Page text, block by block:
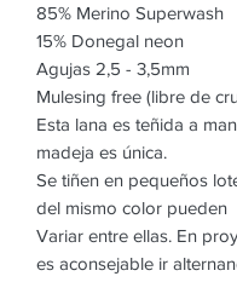
85% Merino Superwash
15% Donegal neon
Agujas 2,5 - 3,5mm
Mulesing free (libre de
Esta lana es teñida a
madeja es única.
Se tiñen en pequeños
del mismo color pueden
Variar entre ellas. En
es aconsejable ir